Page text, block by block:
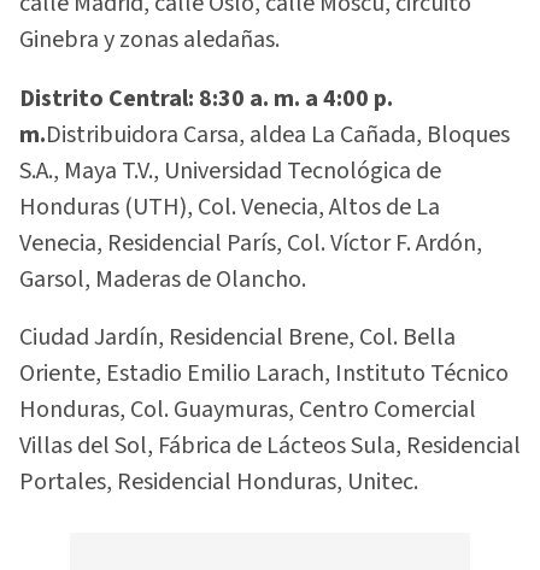
Ginebra y zonas aledañas.
Distrito Central: 8:30 a. m. a 4:00 p.
m.Distribuidora Carsa, aldea La Cañada, Bloques
S.A., Maya T.V., Universidad Tecnológica de
Honduras (UTH), Col. Venecia, Altos de La
Venecia, Residencial París, Col. Víctor F. Ardón,
Garsol, Maderas de Olancho.
Ciudad Jardín, Residencial Brene, Col. Bella
Oriente, Estadio Emilio Larach, Instituto Técnico
Honduras, Col. Guaymuras, Centro Comercial
Villas del Sol, Fábrica de Lácteos Sula, Residencial
Portales, Residencial Honduras, Unitec.